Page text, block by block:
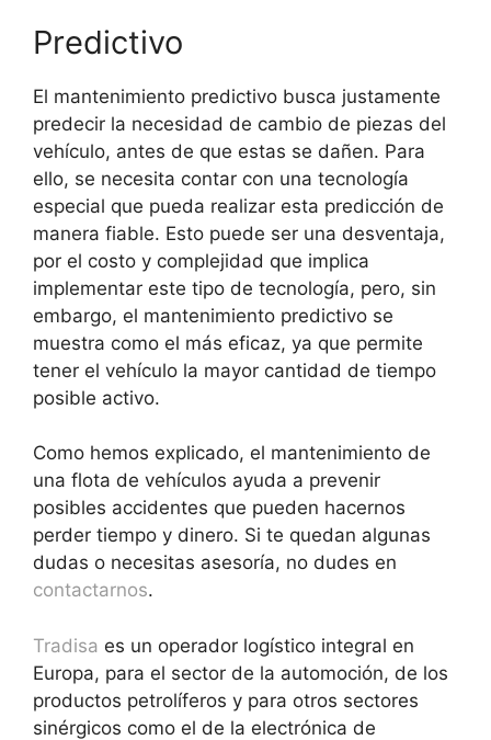
Predictivo
El mantenimiento predictivo busca justamente
predecir la necesidad de cambio de piezas del
vehículo, antes de que estas se dañen. Para
ello, se necesita contar con una tecnología
especial que pueda realizar esta predicción de
manera fiable. Esto puede ser una desventaja,
por el costo y complejidad que implica
implementar este tipo de tecnología, pero, sin
embargo, el mantenimiento predictivo se
muestra como el más eficaz, ya que permite
tener el vehículo la mayor cantidad de tiempo
posible activo.
Como hemos explicado, el mantenimiento de
una flota de vehículos ayuda a prevenir
posibles accidentes que pueden hacernos
perder tiempo y dinero. Si te quedan algunas
dudas o necesitas asesoría, no dudes en
contactarnos.
Tradisa es un operador logístico integral en
Europa, para el sector de la automoción, de los
productos petrolíferos y para otros sectores
sinérgicos como el de la electrónica de